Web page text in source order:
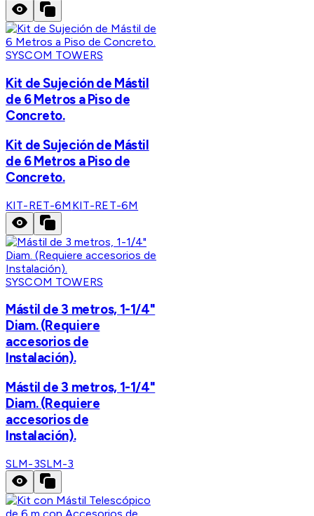
SYSCOM TOWERS
Kit de Sujeción de Mástil
de 6 Metros a Piso de
Concreto.
Kit de Sujeción de Mástil
de 6 Metros a Piso de
Concreto.
KIT-RET-6M KIT-RET-6M
SYSCOM TOWERS
Mástil de 3 metros, 1-1/4"
Diam. (Requiere
accesorios de
Instalación).
Mástil de 3 metros, 1-1/4"
Diam. (Requiere
accesorios de
Instalación).
SLM-3SLM-3